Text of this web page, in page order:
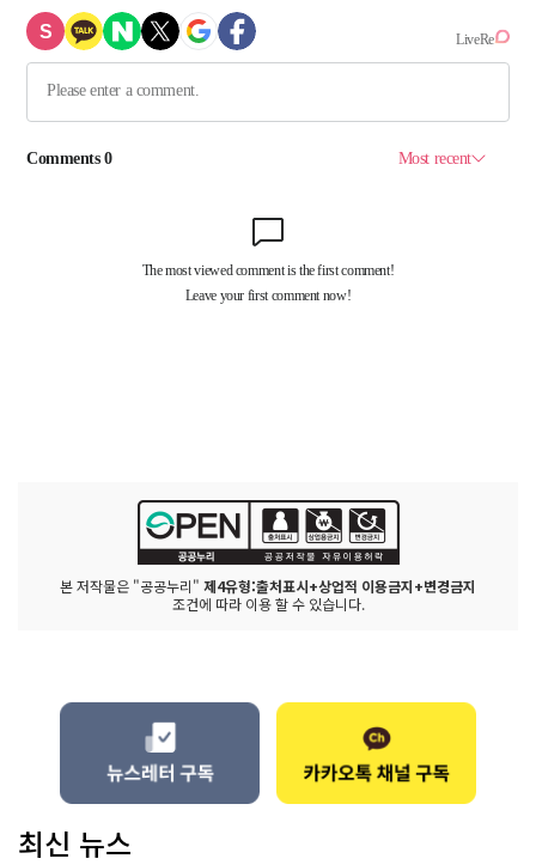
본 저작물은 "공공누리" 제4유형:출처표시+상업적 이용금지+변경금지
조건에 따라 이용 할 수 있습니다.
최신 뉴스